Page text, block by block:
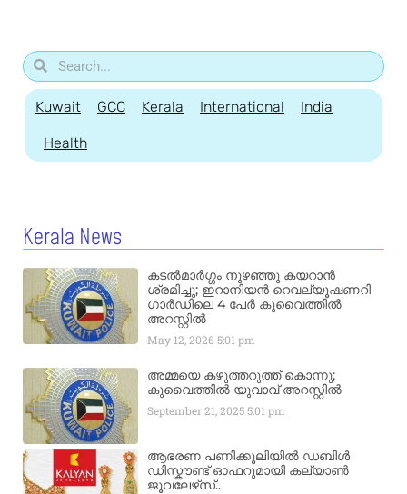
Kuwait GCC Kerala International India
Health
Kerala News
കടൽമാർഗ്ഗം നുഴഞ്ഞു കയറാൻ
ശ്രമിച്ചു; ഇറാനിയൻ റെവല്യൂഷണറി
ഗാർഡിലെ 4 പേർ കുവൈത്തിൽ
അറസ്റ്റിൽ
May 12, 20265:01 pm
അമ്മയെ കഴുത്തറുത്ത് കൊന്നു;
കുവൈത്തിൽ യുവാവ് അറസ്റ്റിൽ
September 21, 20255:01 pm
ആഭരണ പണിക്കൂലിയിൽ ഡബിൾ
ഡിസ്കൗണ്ട് ഓഫറുമായി കല്യാൺ
ജൂവലേഴ്‌സ്..